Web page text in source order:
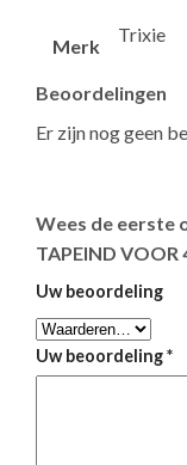
Merk
Trixie
Beoordelingen
Er zijn nog geen
Wees de eerste
TAPEIND
Uw beoordeling
Uw beoordeling*